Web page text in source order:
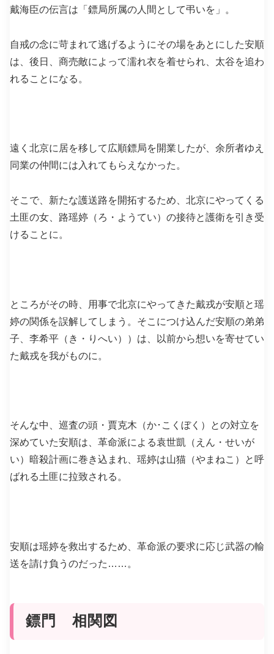
戴海臣の伝言は「鏢局所属の人間として弔いを」。
自戒の念に苛まれて逃げるようにその場をあとにした安順
は、後日、商売敵によって濡れ衣を着せられ、太谷を追わ
れることになる。
遠く北京に居を移して広順鏢局を開業したが、余所者ゆえ
同業の仲間には入れてもらえなかった。
そこで、新たな護送路を開拓するため、北京にやってくる
土匪の女、路瑶婷（ろ・ようてい）の接待と護衛を引き受
けることに。
ところがその時、用事で北京にやってきた戴戎が安順と瑶
婷の関係を誤解してしまう。そこにつけ込んだ安順の弟弟
子、李希平（き・りへい））は、以前から想いを寄せてい
た戴戎を我がものに。
そんな中、巡査の頭・賈克木（か･こくぼく）との対立を
深めていた安順は、革命派による袁世凱（えん・せいが
い）暗殺計画に巻き込まれ、瑶婷は山猫（やまねこ）と呼
ばれる土匪に拉致される。
安順は瑶婷を救出するため、革命派の要求に応じ武器の輸
送を請け負うのだった……。
鏢門 相関図